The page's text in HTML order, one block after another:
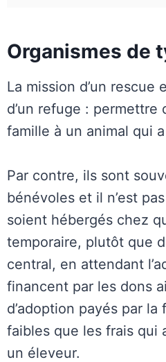
Organismes de
La mission d’un rescue
d’un refuge : permettre
famille à un animal qui
Par contre, ils sont
bénévoles et il n’est
soient hébergés chez
temporaire, plutôt que
central, en attendant
financent par les dons
d’adoption payés par
faibles que les frais qui
un éleveur.